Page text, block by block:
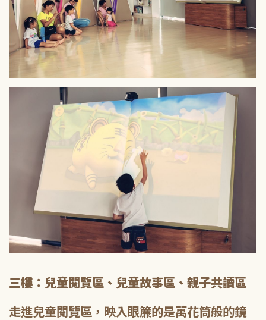
三樓：兒童閱覽區、兒童故事區、親子共讀區
走進兒童閱覽區，映入眼簾的是萬花筒般的鏡